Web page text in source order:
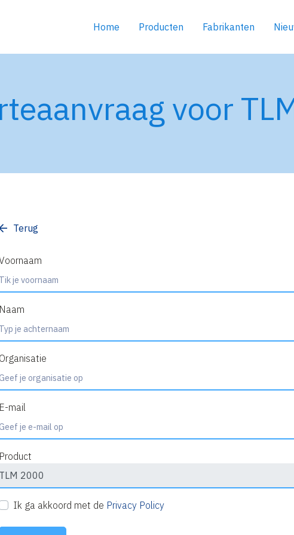
Home Producten Fabrikanten
voor
Terug
Naam
Organisatie
E-mail
Product
Ik ga akkoord met de Privacy Policy